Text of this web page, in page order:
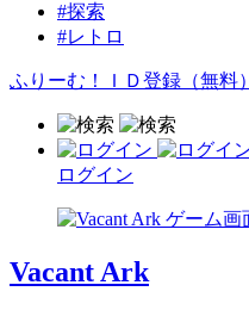
#探索
#レトロ
ふりーむ！ＩＤ登録（無料）
ログイン
Vacant Ark